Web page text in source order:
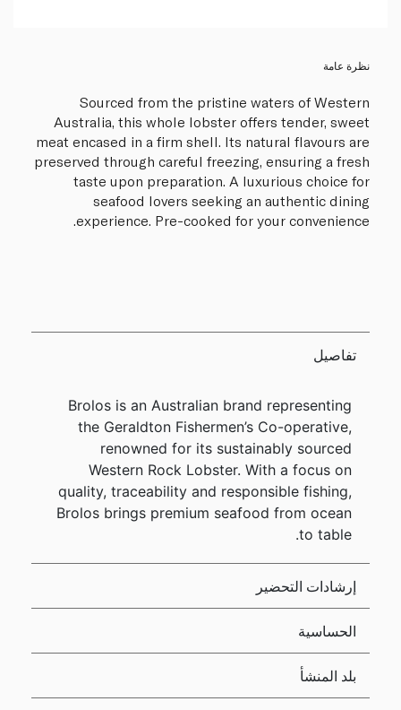
نظرة عامة
Sourced from the pristine waters of Western
Australia, this whole lobster offers tender, sweet
meat encased in a firm shell. Its natural flavours are
preserved through careful freezing, ensuring a fresh
taste upon preparation. A luxurious choice for
seafood lovers seeking an authentic dining
experience. Pre-cooked for your convenience.
تفاصيل
Brolos is an Australian brand representing
the Geraldton Fishermen’s Co-operative,
renowned for its sustainably sourced
Western Rock Lobster. With a focus on
quality, traceability and responsible fishing,
Brolos brings premium seafood from ocean
to table.
إرشادات التحضير
الحساسية
بلد المنشأ